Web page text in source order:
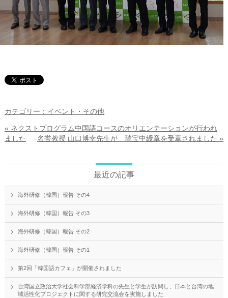
カテゴリー：イベント・その他
« ネクストプログラム中国語コースのオリエンテーションが行われ
ました
名誉教授 山口博幸先生が 瑞宝中綬章を受章されました »
最近の記事
海外研修（韓国）報告 その4
海外研修（韓国）報告 その3
海外研修（韓国）報告 その2
海外研修（韓国）報告 その1
第2回「韓国語カフェ」が開催されました
台湾国立政治大学社会科学部経済学科の先生と学生が訪問し、日本と台湾の地
域活性化プロジェクトに関する研究交流会を実施しました